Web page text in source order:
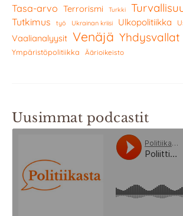
Tasa-arvo Terrorismi Turkki
Tutkimus työ Ukrainan kriisi Ulkopolitiikka
Vaalianalyysit Venäjä Yhdysvallat
Ympäristöpolitiikka Äärioikeisto
Uusimmat podcastit